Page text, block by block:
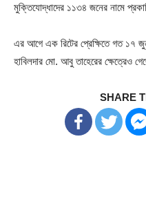
মুক্তিযোদ্ধাদের ১১৩৪ জনের নামে
এর আগে এক রিটের প্রেক্ষিতে গত ১৭
হাবিলদার মো. আবু তাহেরের ক্ষেত্রেও
SHARE